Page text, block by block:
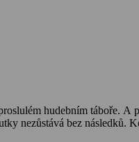
hudebním táboře.
nezůstává bez